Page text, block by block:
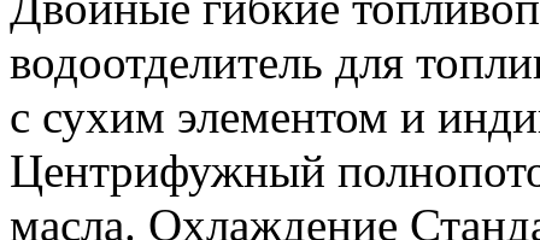
водоотделитель для
с сухим элементом и
Центрифужный
масла. Охлаждение